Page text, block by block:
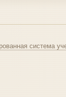
система